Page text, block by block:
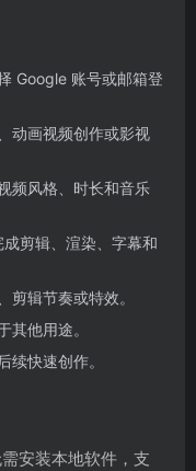
Google 账号或邮箱登
动画视频创作或影视
频风格、时长和音乐
剪辑、渲染、字幕和
剪辑节奏或特效。
其他用途。
续快速创作。
安装本地软件，支